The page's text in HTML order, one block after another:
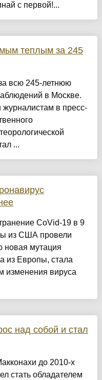
с первой!...
теплым за 245
всю 245-летнюю
в Москве.
в пресс-
...
CoVid-19 в 9
из США провели
новая мутация
из Европы, стала
изменения вируса
над собой и стал
до 2010-х
стать обладателем